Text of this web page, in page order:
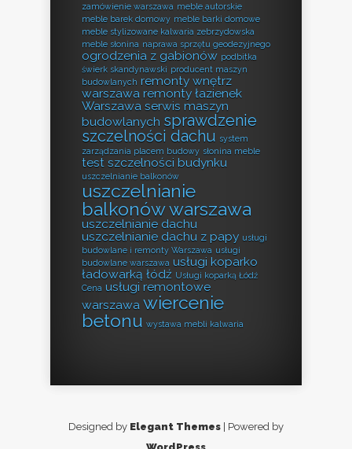
zamówienie warszawa meble autorskie
meble barek domowy meble barki domowe
meble stylizowane kalwaria zebrzydowska
meble słonina naprawa sprzętu geodezyjnego
ogrodzenia z gabionów podbitka
świerk skandynawski producent maszyn
budowlanych remonty wnętrz
warszawa remonty łazienek
Warszawa serwis maszyn
budowlanych sprawdzenie
szczelności dachu system
zarządzania placem budowy słonina meble
test szczelności budynku
uszczelnianie balkonów
uszczelnianie
balkonów warszawa
uszczelnianie dachu
uszczelnianie dachu z papy usługi
budowlane i remonty Warszawa usługi
budowlane warszawa usługi koparko
ładowarką łódź Usługi koparką Łódź
Cena usługi remontowe
warszawa wiercenie
betonu wystawa mebli kalwaria
Designed by Elegant Themes | Powered by